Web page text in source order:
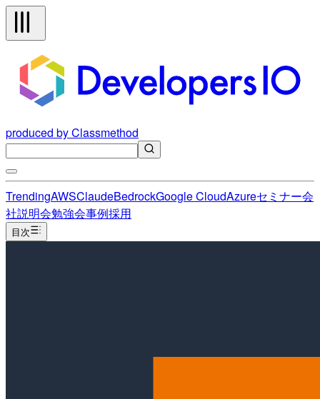
produced by Classmethod
TrendingAWSClaudeBedrockGoogle CloudAzureセミナー会
社説明会勉強会事例採用
目次